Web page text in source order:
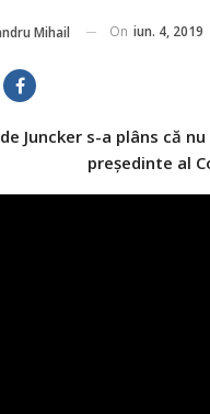
Mihail On iun. 4, 2019
Juncker s-a plâns că
președinte al